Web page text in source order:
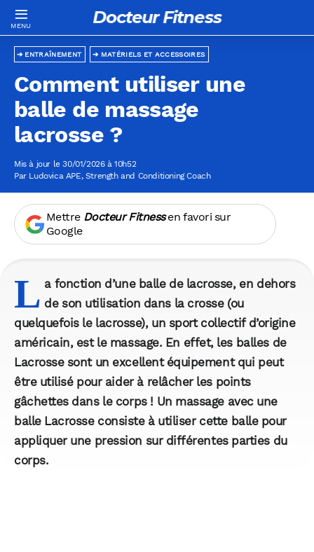
Docteur Fitness
MATÉRIELS ET ACCESSOIRES
ENTRAÎNEMENT
Comment utiliser une
balle de massage
lacrosse ?
Mis à jour le 30/01/2026 à 10h52
Par Ludovica APE, Strength and Conditioning Coach
Mettre Docteur Fitnessen favori sur
Google
L a fonction d’une balle de lacrosse, en dehors
de son utilisation dans la crosse (ou
quelquefois le lacrosse), un sport collectif d’origine
américain, est le massage. En effet, les balles de
Lacrosse sont un excellent équipement qui peut
être utilisé pour aider à relâcher les points
gâchettes dans le corps ! Un massage avec une
balle Lacrosse consiste à utiliser cette balle pour
appliquer une pression sur différentes parties du
corps.